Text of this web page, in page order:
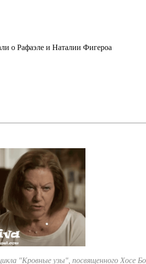
о Рафаэле и Наталии Фигероа
"Кровные узы", посвященного Хосе